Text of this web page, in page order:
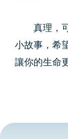
真理，可
小故事，希
讓你的生命